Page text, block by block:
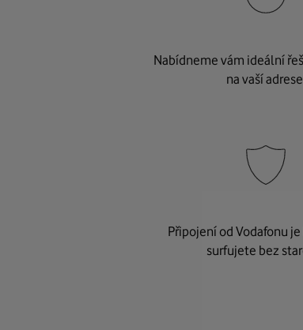
Nabídneme vám ideální
na vaší
Připojení od Vodafonu je
surfujete bez